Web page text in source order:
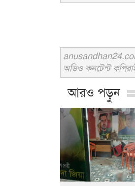
অডিও কনটেন্ট
আরও পড়ুন